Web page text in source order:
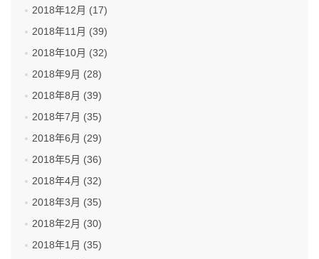
2018年12月 (17)
2018年11月 (39)
2018年10月 (32)
2018年9月 (28)
2018年8月 (39)
2018年7月 (35)
2018年6月 (29)
2018年5月 (36)
2018年4月 (32)
2018年3月 (35)
2018年2月 (30)
2018年1月 (35)